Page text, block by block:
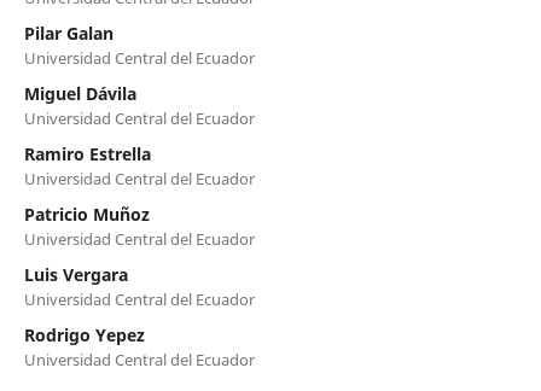
Pilar Galan
Universidad Central del Ecuador
Miguel Dávila
Universidad Central del Ecuador
Ramiro Estrella
Universidad Central del Ecuador
Patricio Muñoz
Universidad Central del Ecuador
Luis Vergara
Universidad Central del Ecuador
Rodrigo Yepez
Universidad Central del Ecuador